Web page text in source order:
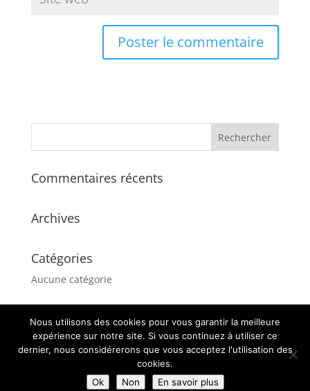
Commentaires récents
Archives
Catégories
Aucune catégorie
Le Studio 404
Mentions légales|Politique de confidentialité
Nous utilisons des cookies pour vous garantir la meilleure
expérience sur notre site. Si vous continuez à utiliser ce
dernier, nous considérerons que vous acceptez l'utilisation des
cookies.
Ok
Non En savoir plus